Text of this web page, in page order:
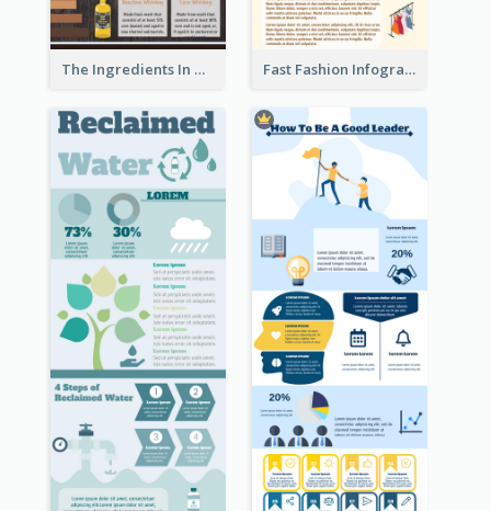
The Ingredients In Whiskey Infographic Fast Fashion Infographic